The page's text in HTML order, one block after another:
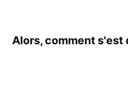
Alors, comment s'est